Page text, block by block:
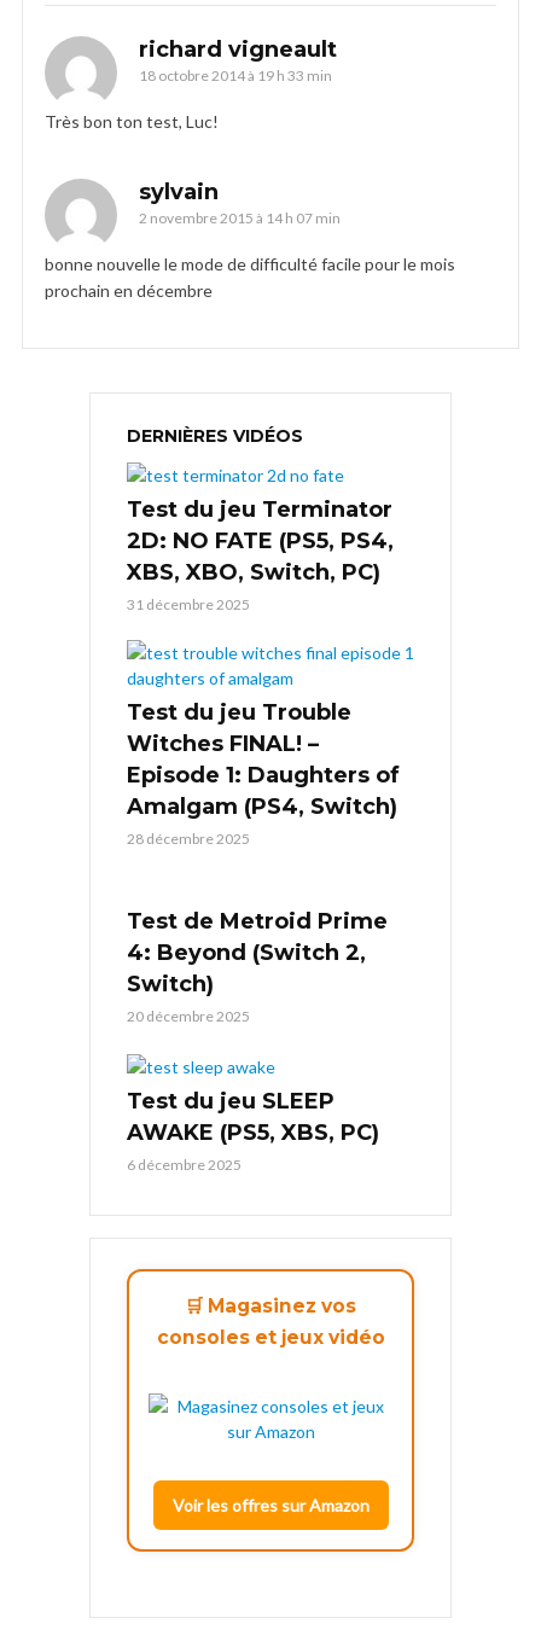
richard vigneault
18 octobre 2014 à 19 h 33 min
Très bon ton test, Luc!
sylvain
2 novembre 2015 à 14 h 07 min
bonne nouvelle le mode de difficulté facile pour le mois
prochain en décembre
DERNIÈRES VIDÉOS
Test du jeu Terminator
2D: NO FATE (PS5, PS4,
XBS, XBO, Switch, PC)
31 décembre 2025
Test du jeu Trouble
Witches FINAL! –
Episode 1: Daughters of
Amalgam (PS4, Switch)
28 décembre 2025
Test de Metroid Prime
4: Beyond (Switch 2,
Switch)
20 décembre 2025
Test du jeu SLEEP
AWAKE (PS5, XBS, PC)
6 décembre 2025
🛒 Magasinez vos
consoles et jeux vidéo
Voir les offres sur Amazon